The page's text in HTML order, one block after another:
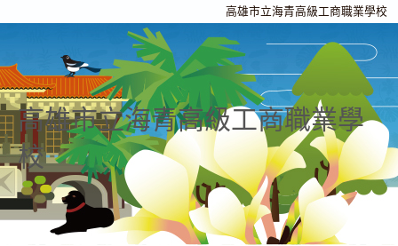
高雄市立海青高級工商職業學校
高雄市立海青高級工商職業學
校